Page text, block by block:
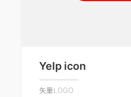
Yelp icon
矢量LOGO